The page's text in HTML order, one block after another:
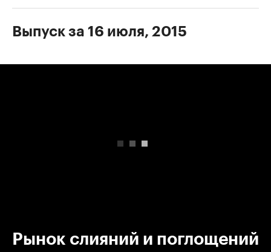
Выпуск за 16 июля, 2015
Рынок слияний и поглощений